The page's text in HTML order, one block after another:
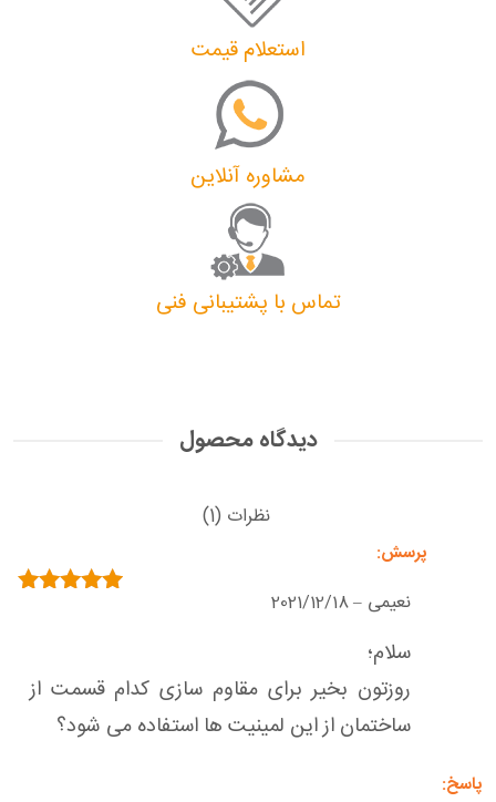
استعلام قیمت
مشاوره آنلاین
تماس با پشتیبانی فنی
دیدگاه محصول
نظرات (1)
نعیمی –
2021/12/18
سلام؛
روزتون بخیر برای مقاوم سازی کدام قسمت از
ساختمان از این لمینیت ها استفاده می شود؟